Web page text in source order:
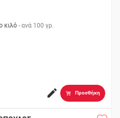
κιλό - ανά 100 γρ.
Προσθήκη